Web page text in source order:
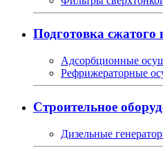
Подготовка сжатого
Адсорбционные
Рефрижераторные
Строительное
Дизельные